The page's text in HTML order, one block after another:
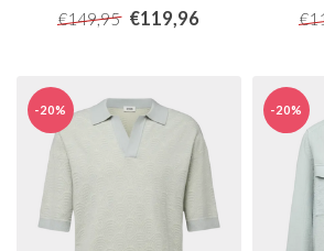
€149,95 €119,96
-20% -20%